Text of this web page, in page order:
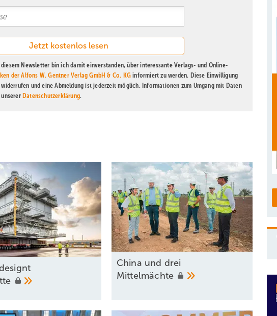
Newsletter bin ich damit einverstanden, über interessante Verlags- und Online-
der Alfons W. Gentner Verlag GmbH & Co. KG informiert zu werden. Diese Einwilligung
und eine Abmeldung ist jederzeit möglich. Informationen zum Umgang mit Daten
Datenschutzerklärung.
China und drei
Mittelmächte